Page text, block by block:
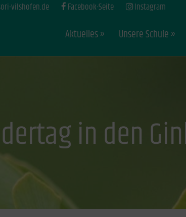
vilshofen.de Facebook-Seite Instagram
Aktuelles Unsere Schule
in den